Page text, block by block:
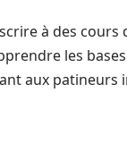
à des cours
les
aux